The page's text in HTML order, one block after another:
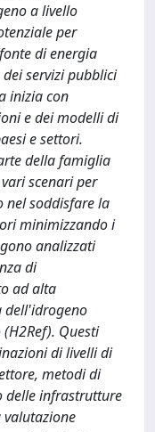
a livello
per
di energia
servizi pubblici
inizia con
e dei modelli di
e settori.
della famiglia
scenari per
nel soddisfare la
minimizzando i
analizzati
di
ad alta
dell'idrogeno
Questi
di livelli di
metodi di
delle infrastrutture